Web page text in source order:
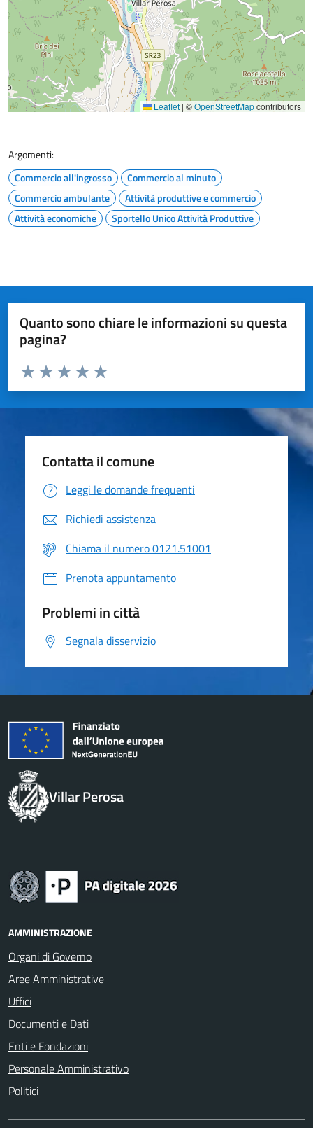
Leaflet | ©OpenStreetMapcontributors
Argomenti:
Commercio all'ingrosso
Commercio al minuto
Commercio ambulante
Attività produttive e commercio
Attività economiche
Sportello Unico Attività Produttive
Quanto sono chiare le informazioni su questa
pagina?
Valuta da 1 a 5 stelle la pagina
Valuta 5 stelle su 5
Valuta 4 stelle su 5
Valuta 3 stelle su 5
Valuta 2 stelle su 5
Valuta 1 stelle su 5
Contatta il comune
Leggi le domande frequenti
Richiedi assistenza
Chiama il numero 0121.51001
Prenota appuntamento
Problemi in città
Segnala disservizio
Villar Perosa
AMMINISTRAZIONE
Organi di Governo
Aree Amministrative
Uffici
Documenti e Dati
Enti e Fondazioni
Personale Amministrativo
Politici